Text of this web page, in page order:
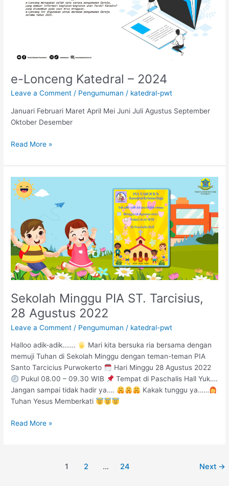
e-Lonceng Katedral – 2024
Leave a Comment / Pengumuman / katedral-pwt
Januari Februari Maret April Mei Juni Juli Agustus September
Oktober Desember
2024
Read More »
Sekolah Minggu PIA ST. Tarcisius,
28 Agustus 2022
Leave a Comment / Pengumuman / katedral-pwt
Halloo adik-adik…….
Mari kita bersuka ria bersama dengan
memuji Tuhan di Sekolah Minggu dengan teman-teman PIA
Santo Tarcicius Purwokerto
Hari Minggu 28 Agustus 2022
Pukul 08.00 – 09.30 WIB
Tempat di Paschalis Hall Yuk….
Jangan sampai tidak hadir ya….
Kakak tunggu ya……
Tuhan Yesus Memberkati
Sekolah
Minggu
Tarcisius,
28
Agustus
2022
Read More »
1 2 … 24 Next →